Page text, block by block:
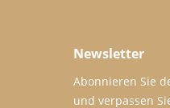
Newsletter
Abonnieren Sie
und verpassen